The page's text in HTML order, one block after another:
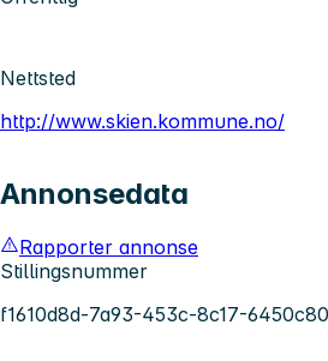
Nettsted
http://www.skien.kommune.no/
Annonsedata
Rapporter annonse
Stillingsnummer
f1610d8d-7a93-453c-8c17-